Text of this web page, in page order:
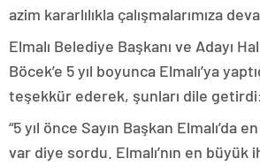
azim kararlılıkla çalışmalarımıza
Elmalı Belediye Başkanı ve Adayı
Böcek’e 5 yıl boyunca Elmalı’ya
teşekkür ederek, şunları dile getirdi:
“5 yıl önce Sayın Başkan Elmalı’da
var diye sordu. Elmalı’nın en büyük